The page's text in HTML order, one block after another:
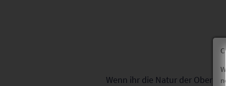
Wenn ihr die Natur der